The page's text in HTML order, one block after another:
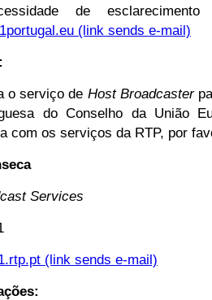
de esclarecimento
(link sends e-mail)
o serviço de Host Broadcaster
do Conselho da União
com os serviços da RTP, por
Services
(link sends e-mail)